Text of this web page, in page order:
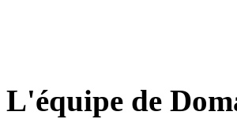
L'équipe de